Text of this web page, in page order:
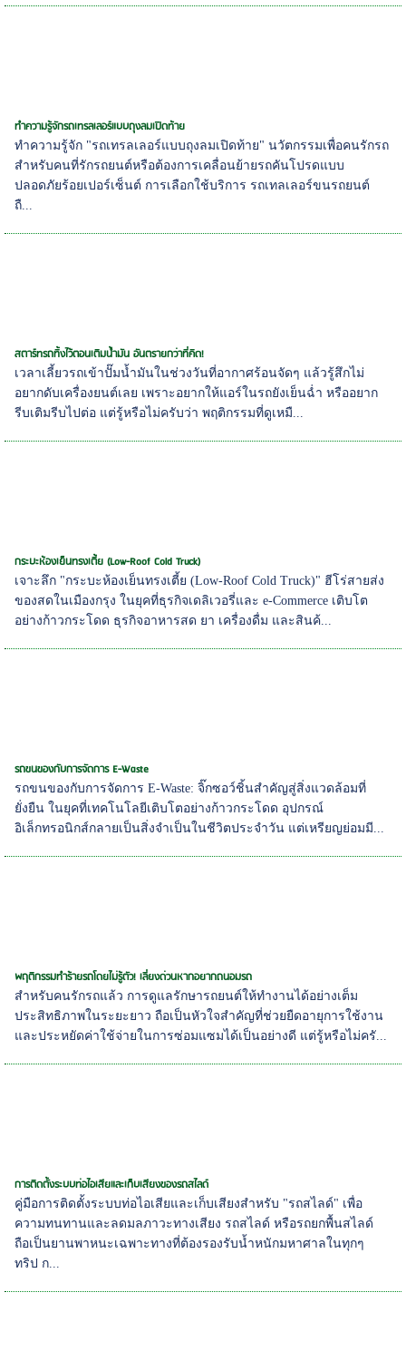
ทำความรู้จักรถเทรลเลอร์แบบถุงลมเปิดท้าย
ทำความรู้จัก "รถเทรลเลอร์แบบถุงลมเปิดท้าย" นวัตกรรมเพื่อคนรักรถ
สำหรับคนที่รักรถยนต์หรือต้องการเคลื่อนย้ายรถคันโปรดแบบ
ปลอดภัยร้อยเปอร์เซ็นต์ การเลือกใช้บริการ รถเทลเลอร์ขนรถยนต์
ถื...
สตาร์ทรถทิ้งไว้ตอนเติมน้ำมัน อันตรายกว่าที่คิด!
เวลาเลี้ยวรถเข้าปั๊มน้ำมันในช่วงวันที่อากาศร้อนจัดๆ แล้วรู้สึกไม่
อยากดับเครื่องยนต์เลย เพราะอยากให้แอร์ในรถยังเย็นฉ่ำ หรืออยาก
รีบเติมรีบไปต่อ แต่รู้หรือไม่ครับว่า พฤติกรรมที่ดูเหมื...
กระบะห้องเย็นทรงเตี้ย (Low-Roof Cold Truck)
เจาะลึก "กระบะห้องเย็นทรงเตี้ย (Low-Roof Cold Truck)" ฮีโร่สายส่ง
ของสดในเมืองกรุง ในยุคที่ธุรกิจเดลิเวอรี่และ e-Commerce เติบโต
อย่างก้าวกระโดด ธุรกิจอาหารสด ยา เครื่องดื่ม และสินค้...
รถขนของกับการจัดการ E-Waste
รถขนของกับการจัดการ E-Waste: จิ๊กซอว์ชิ้นสำคัญสู่สิ่งแวดล้อมที่
ยั่งยืน ในยุคที่เทคโนโลยีเติบโตอย่างก้าวกระโดด อุปกรณ์
อิเล็กทรอนิกส์กลายเป็นสิ่งจำเป็นในชีวิตประจำวัน แต่เหรียญย่อมมี...
พฤติกรรมทำร้ายรถโดยไม่รู้ตัว! เลี่ยงด่วนหากอยากถนอมรถ
สำหรับคนรักรถแล้ว การดูแลรักษารถยนต์ให้ทำงานได้อย่างเต็ม
ประสิทธิภาพในระยะยาว ถือเป็นหัวใจสำคัญที่ช่วยยืดอายุการใช้งาน
และประหยัดค่าใช้จ่ายในการซ่อมแซมได้เป็นอย่างดี แต่รู้หรือไม่ครั...
การติดตั้งระบบท่อไอเสียและเก็บเสียงของรถสไลด์
คู่มือการติดตั้งระบบท่อไอเสียและเก็บเสียงสำหรับ "รถสไลด์" เพื่อ
ความทนทานและลดมลภาวะทางเสียง รถสไลด์ หรือรถยกพื้นสไลด์
ถือเป็นยานพาหนะเฉพาะทางที่ต้องรองรับน้ำหนักมหาศาลในทุกๆ
ทริป ก...